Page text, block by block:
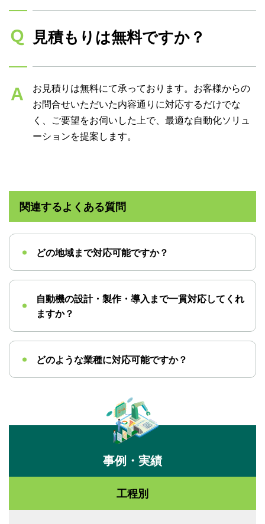
見積もりは無料ですか？
お見積りは無料にて承っております。お客様からの
お問合せいただいた内容通りに対応するだけでな
く、ご要望をお伺いした上で、最適な自動化ソリュ
ーションを提案します。
関連するよくある質問
どの地域まで対応可能ですか？
自動機の設計・製作・導入まで一貫対応してくれ
ますか？
どのような業種に対応可能ですか？
事例・実績
工程別